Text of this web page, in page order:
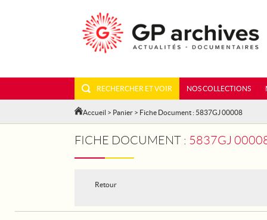
RECHERCHER ET VOIR NOS COLLECTIONS
Accueil > Panier > Fiche Document : 5837GJ 00008
FICHE DOCUMENT : 5837GJ
Retour